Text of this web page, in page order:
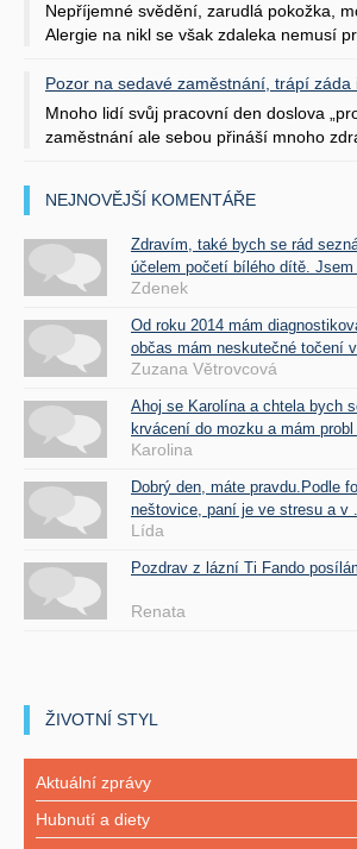
Nepříjemné svědění, zarudlá pokožka,
Alergie na nikl se však zdaleka nemusí
Pozor na sedavé zaměstnání, trápí záda
Mnoho lidí svůj pracovní den doslova
zaměstnání ale sebou přináší mnoho
NEJNOVĚJŠÍ KOMENTÁŘE
Zdravím, také bych se rád
účelem početí bílého dítě. Jsem
Zdenek
Od roku 2014 mám
občas mám neskutečné točení
Zuzana Větrovcová
Ahoj se Karolína a chtela bych
krvácení do mozku a mám probl
Karolina
Dobrý den, máte pravdu.Podle
neštovice, paní je ve stresu a v
Lída
Pozdrav z lázní Ti Fando
Renata
ŽIVOTNÍ STYL
Aktuální zprávy
Hubnutí a diety